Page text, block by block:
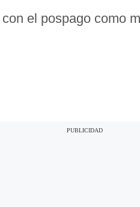
el pospago como